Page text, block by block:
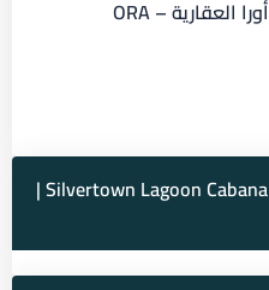
أورا العقارية – ORA
صور وماستر بلان Silvertown Lagoon Cabana North Coast |